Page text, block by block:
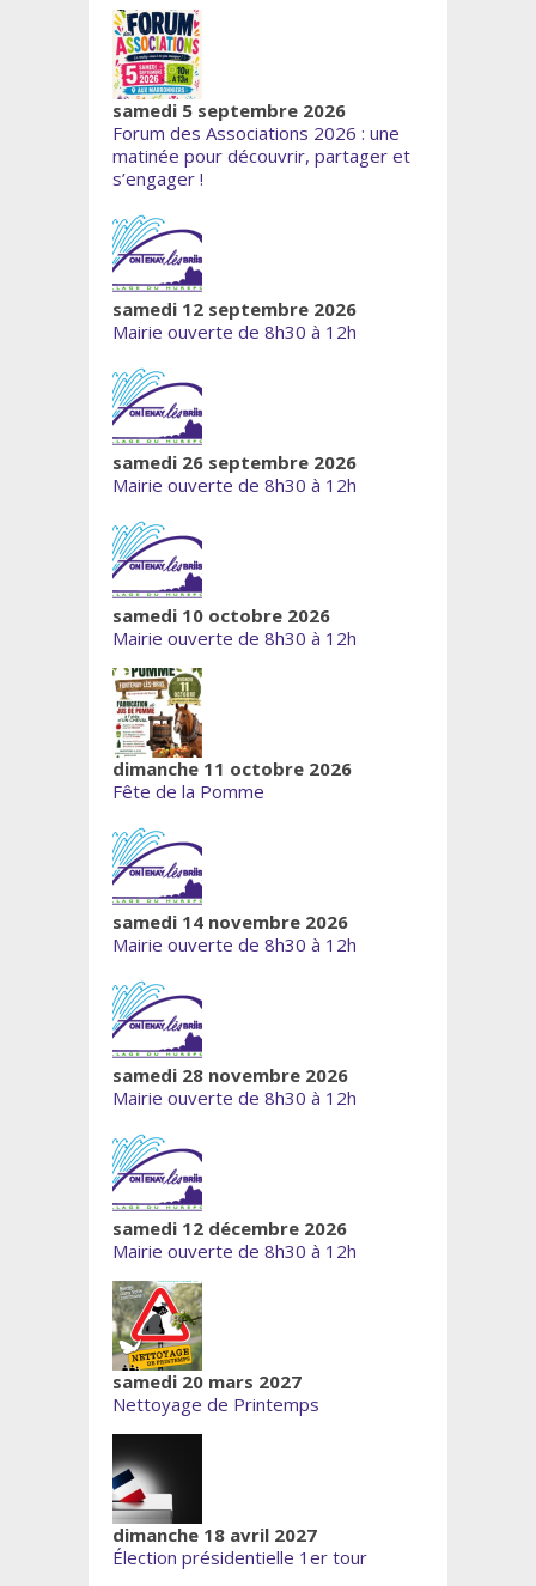
samedi 5 septembre 2026
Forum des Associations 2026 : une
matinée pour découvrir, partager et
s’engager !
samedi 12 septembre 2026
Mairie ouverte de 8h30 à 12h
samedi 26 septembre 2026
Mairie ouverte de 8h30 à 12h
samedi 10 octobre 2026
Mairie ouverte de 8h30 à 12h
dimanche 11 octobre 2026
Fête de la Pomme
samedi 14 novembre 2026
Mairie ouverte de 8h30 à 12h
samedi 28 novembre 2026
Mairie ouverte de 8h30 à 12h
samedi 12 décembre 2026
Mairie ouverte de 8h30 à 12h
samedi 20 mars 2027
Nettoyage de Printemps
dimanche 18 avril 2027
Élection présidentielle 1er tour